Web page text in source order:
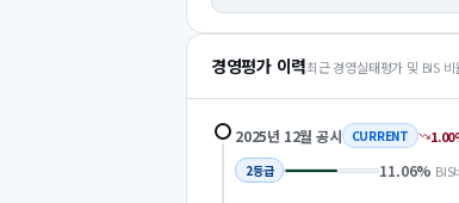
경영평가 이력최근 경영실태평가 및 BIS 비
2025년 12월 공시 CURRENT 1.00
2등급 11.06% BIS